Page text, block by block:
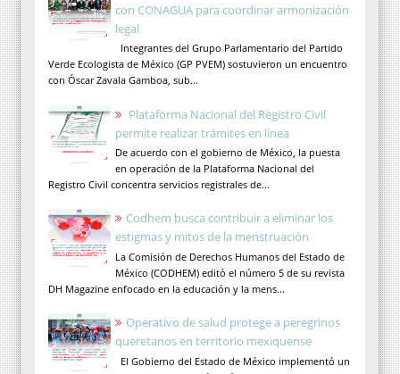
con CONAGUA para coordinar armonización
legal
Integrantes del Grupo Parlamentario del Partido
Verde Ecologista de México (GP PVEM) sostuvieron un encuentro
con Óscar Zavala Gamboa, sub...
Plataforma Nacional del Registro Civil
permite realizar trámites en línea
De acuerdo con el gobierno de México, la puesta
en operación de la Plataforma Nacional del
Registro Civil concentra servicios registrales de...
Codhem busca contribuir a eliminar los
estigmas y mitos de la menstruación
La Comisión de Derechos Humanos del Estado de
México (CODHEM) editó el número 5 de su revista
DH Magazine enfocado en la educación y la mens...
Operativo de salud protege a peregrinos
queretanos en territorio mexiquense
El Gobierno del Estado de México implementó un